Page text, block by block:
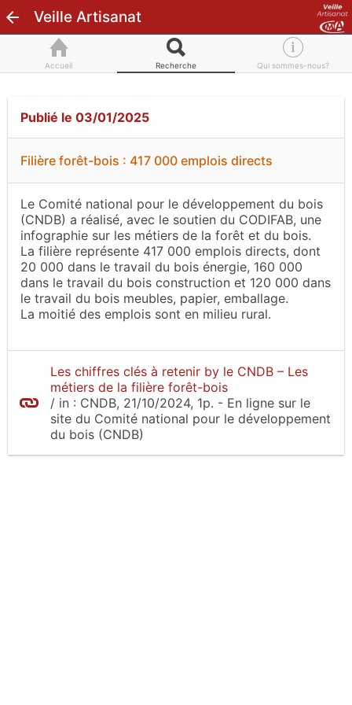
Veille Artisanat
Accueil Recherche Qui sommes-nous?
Publié le 03/01/2025
Filière forêt-bois : 417 000 emplois directs
Le Comité national pour le développement du bois
(CNDB) a réalisé, avec le soutien du CODIFAB, une
infographie sur les métiers de la forêt et du bois.
La filière représente 417 000 emplois directs, dont
20 000 dans le travail du bois énergie, 160 000
dans le travail du bois construction et 120 000 dans
le travail du bois meubles, papier, emballage.
La moitié des emplois sont en milieu rural.
Les chiffres clés à retenir by le CNDB – Les
métiers de la filière forêt-bois
/ in : CNDB, 21/10/2024, 1p. - En ligne sur le
site du Comité national pour le développement
du bois (CNDB)